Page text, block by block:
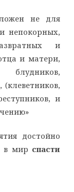
не для
непокорных,
и
и матери,
и
достойно
в мир спасти